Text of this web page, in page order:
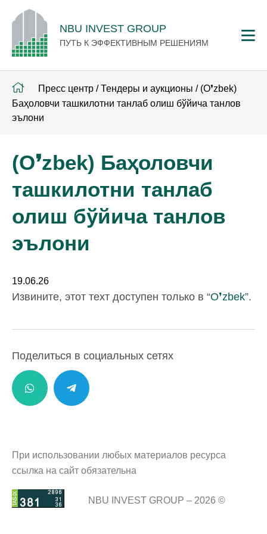
NBU INVEST GROUP
ПУТЬ К ЭФФЕКТИВНЫМ РЕШЕНИЯМ
Пресс центр / Тендеры и аукционы / (O❜zbek)
Баҳоловчи ташкилотни танлаб олиш бўйича танлов
эълони
(O❜zbek) Баҳоловчи
ташкилотни танлаб
олиш бўйича танлов
эълони
19.06.26
Извините, этот техт доступен только в “O❜zbek”.
Поделиться в социальных сетях
При использовании любых материалов ресурса
ссылка на сайт обязательна
NBU INVEST GROUP – 2026 ©